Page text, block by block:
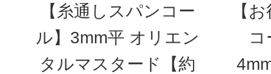
【糸通しスパンコー
ル】3mm平 オリエン
タルマスタード【約
【